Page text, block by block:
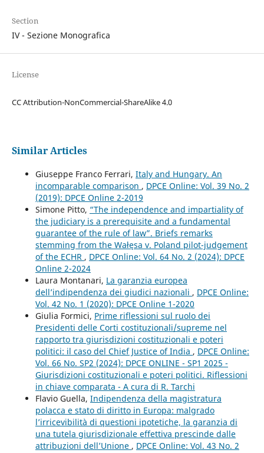
Section
IV - Sezione Monografica
License
CC Attribution-NonCommercial-ShareAlike 4.0
Similar Articles
Giuseppe Franco Ferrari, Italy and Hungary. An
incomparable comparison , DPCE Online: Vol. 39 No. 2
(2019): DPCE Online 2-2019
Simone Pitto, “The independence and impartiality of
the judiciary is a prerequisite and a fundamental
guarantee of the rule of law”. Briefs remarks
stemming from the Wałęsa v. Poland pilot-judgement
of the ECHR , DPCE Online: Vol. 64 No. 2 (2024): DPCE
Online 2-2024
Laura Montanari, La garanzia europea
dell’indipendenza dei giudici nazionali , DPCE Online:
Vol. 42 No. 1 (2020): DPCE Online 1-2020
Giulia Formici, Prime riflessioni sul ruolo dei
Presidenti delle Corti costituzionali/supreme nel
rapporto tra giurisdizioni costituzionali e poteri
politici: il caso del Chief Justice of India , DPCE Online:
Vol. 66 No. SP2 (2024): DPCE ONLINE - SP1 2025 -
Giurisdizioni costituzionali e poteri politici. Riflessioni
in chiave comparata - A cura di R. Tarchi
Flavio Guella, Indipendenza della magistratura
polacca e stato di diritto in Europa: malgrado
l’irricevibilità di questioni ipotetiche, la garanzia di
una tutela giurisdizionale effettiva prescinde dalle
attribuzioni dell’Unione , DPCE Online: Vol. 43 No. 2